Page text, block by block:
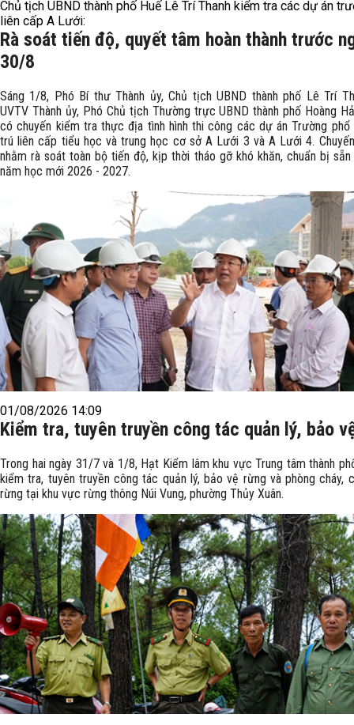
Chủ tịch UBND thành phố Huế Lê Trí Thanh kiểm tra các dự án
liên cấp A Lưới:
Rà soát tiến độ, quyết tâm hoàn thành trước
30/8
Sáng 1/8, Phó Bí thư Thành ủy, Chủ tịch UBND thành phố Lê Trí
UVTV Thành ủy, Phó Chủ tịch Thường trực UBND thành phố Hoàng
có chuyến kiểm tra thực địa tình hình thi công các dự án Trường phổ
trú liên cấp tiểu học và trung học cơ sở A Lưới 3 và A Lưới 4.
nhằm rà soát toàn bộ tiến độ, kịp thời tháo gỡ khó khăn, chuẩn bị sẵn
năm học mới 2026 - 2027.
01/08/2026 14:09
Kiểm tra, tuyên truyền công tác quản lý, bảo
Trong hai ngày 31/7 và 1/8, Hạt Kiểm lâm khu vực Trung tâm thành
kiểm tra, tuyên truyền công tác quản lý, bảo vệ rừng và phòng cháy,
rừng tại khu vực rừng thông Núi Vung, phường Thủy Xuân.